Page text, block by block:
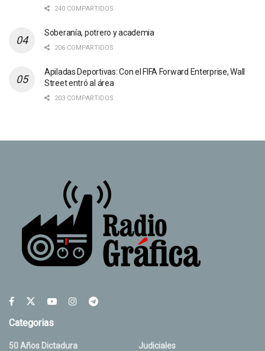
240 COMPARTIDOS
Soberanía, potrero y academia
206 COMPARTIDOS
Apiladas Deportivas: Con el FIFA Forward Enterprise, Wall
Street entró al área
203 COMPARTIDOS
Categorias
50 Años Dictadura
Judiciales